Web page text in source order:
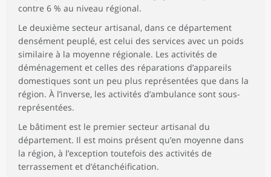
contre 6 % au niveau régional.
Le deuxième secteur artisanal, dans ce département
densément peuplé, est celui des services avec un poids
similaire à la moyenne régionale. Les activités de
déménagement et celles des réparations d’appareils
domestiques sont un peu plus représentées que dans la
région. À l’inverse, les activités d’ambulance sont sous-
représentées.
Le bâtiment est le premier secteur artisanal du
département. Il est moins présent qu’en moyenne dans
la région, à l’exception toutefois des activités de
terrassement et d’étanchéification.